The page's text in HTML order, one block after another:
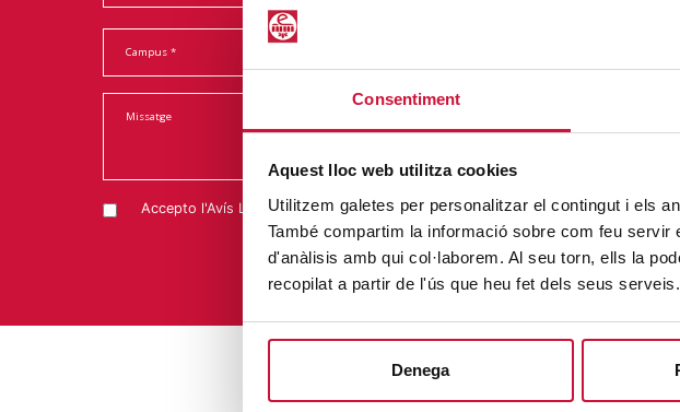
Consentiment
Aquest lloc web utilitza cookies
Utilitzem galetes per personalitzar el contingut i els
També compartim la informació sobre com feu
d'anàlisis amb qui col·laborem. Al seu torn, ells la
recopilat a partir de l'ús que heu fet dels seus serveis.
Denega
Accepto l'Avís Legali laPolítica de Privacitat